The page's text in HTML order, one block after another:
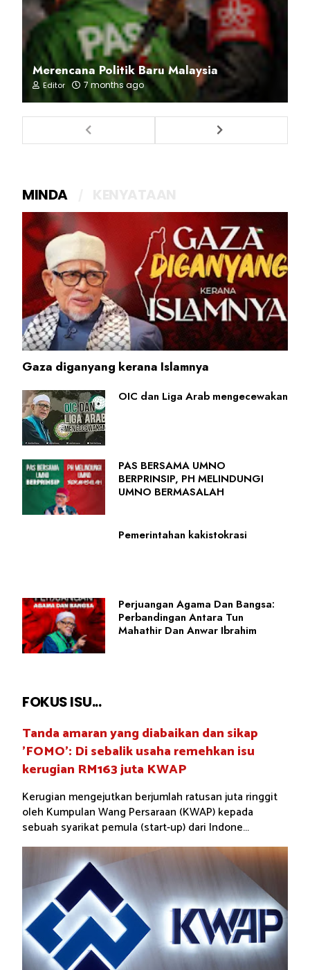
Merencana Politik Baru Malaysia
Editor 7 months ago
MINDA
Gaza diganyang kerana Islamnya
OIC dan Liga Arab mengecewakan
PAS BERSAMA UMNO
BERPRINSIP, PH MELINDUNGI
UMNO BERMASALAH
Pemerintahan kakistokrasi
Perjuangan Agama Dan Bangsa:
Perbandingan Antara Tun
Mahathir Dan Anwar Ibrahim
FOKUS ISU...
Tanda amaran yang diabaikan dan sikap
'FOMO': Di sebalik usaha remehkan isu
kerugian RM163 juta KWAP
Kerugian mengejutkan berjumlah ratusan juta ringgit
oleh Kumpulan Wang Persaraan (KWAP) kepada
sebuah syarikat pemula (start-up) dari Indone...